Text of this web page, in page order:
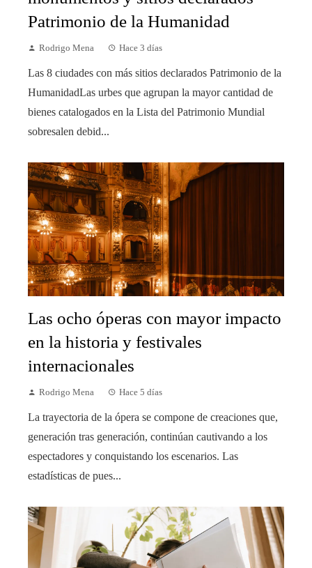
Patrimonio de la Humanidad
Rodrigo Mena Hace 3 días
Las 8 ciudades con más sitios declarados Patrimonio de la
HumanidadLas urbes que agrupan la mayor cantidad de
bienes catalogados en la Lista del Patrimonio Mundial
sobresalen debid...
Las ocho óperas con mayor impacto
en la historia y festivales
internacionales
Rodrigo Mena Hace 5 días
La trayectoria de la ópera se compone de creaciones que,
generación tras generación, continúan cautivando a los
espectadores y conquistando los escenarios. Las
estadísticas de pues...